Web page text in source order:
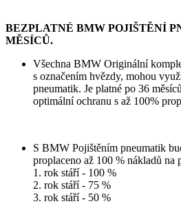
BEZPLATNÉ BMW POJIŠTĚNÍ
MĚSÍCŮ.
Všechna BMW Originální
s označením hvězdy, mohou
pneumatik. Je platné po 36
optimální ochranu s až 100%
S BMW Pojištěním pneumatik
proplaceno až 100 % nákladů na
1. rok stáří - 100 %
2. rok stáří - 75 %
3. rok stáří - 50 %